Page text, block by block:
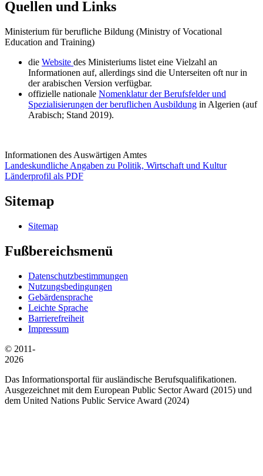
Quellen und Links
Ministerium für berufliche Bildung (Ministry of Vocational
Education and Training)
die Website des Ministeriums listet eine Vielzahl an
Informationen auf, allerdings sind die Unterseiten oft nur in
der arabischen Version verfügbar.
offizielle nationale Nomenklatur der Berufsfelder und
Spezialisierungen der beruflichen Ausbildung in Algerien (auf
Arabisch; Stand 2019).
Informationen des Auswärtigen Amtes
Landeskundliche Angaben zu Politik, Wirtschaft und Kultur
Länderprofil als PDF
Sitemap
Sitemap
Fußbereichsmenü
Datenschutzbestimmungen
Nutzungsbedingungen
Gebärdensprache
Leichte Sprache
Barrierefreiheit
Impressum
© 2011-
2026
Das Informationsportal für ausländische Berufsqualifikationen.
Ausgezeichnet mit dem European Public Sector Award (2015) und
dem United Nations Public Service Award (2024)